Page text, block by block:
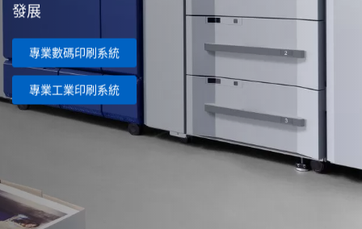
發展
專業數碼印刷系統
專業工業印刷系統